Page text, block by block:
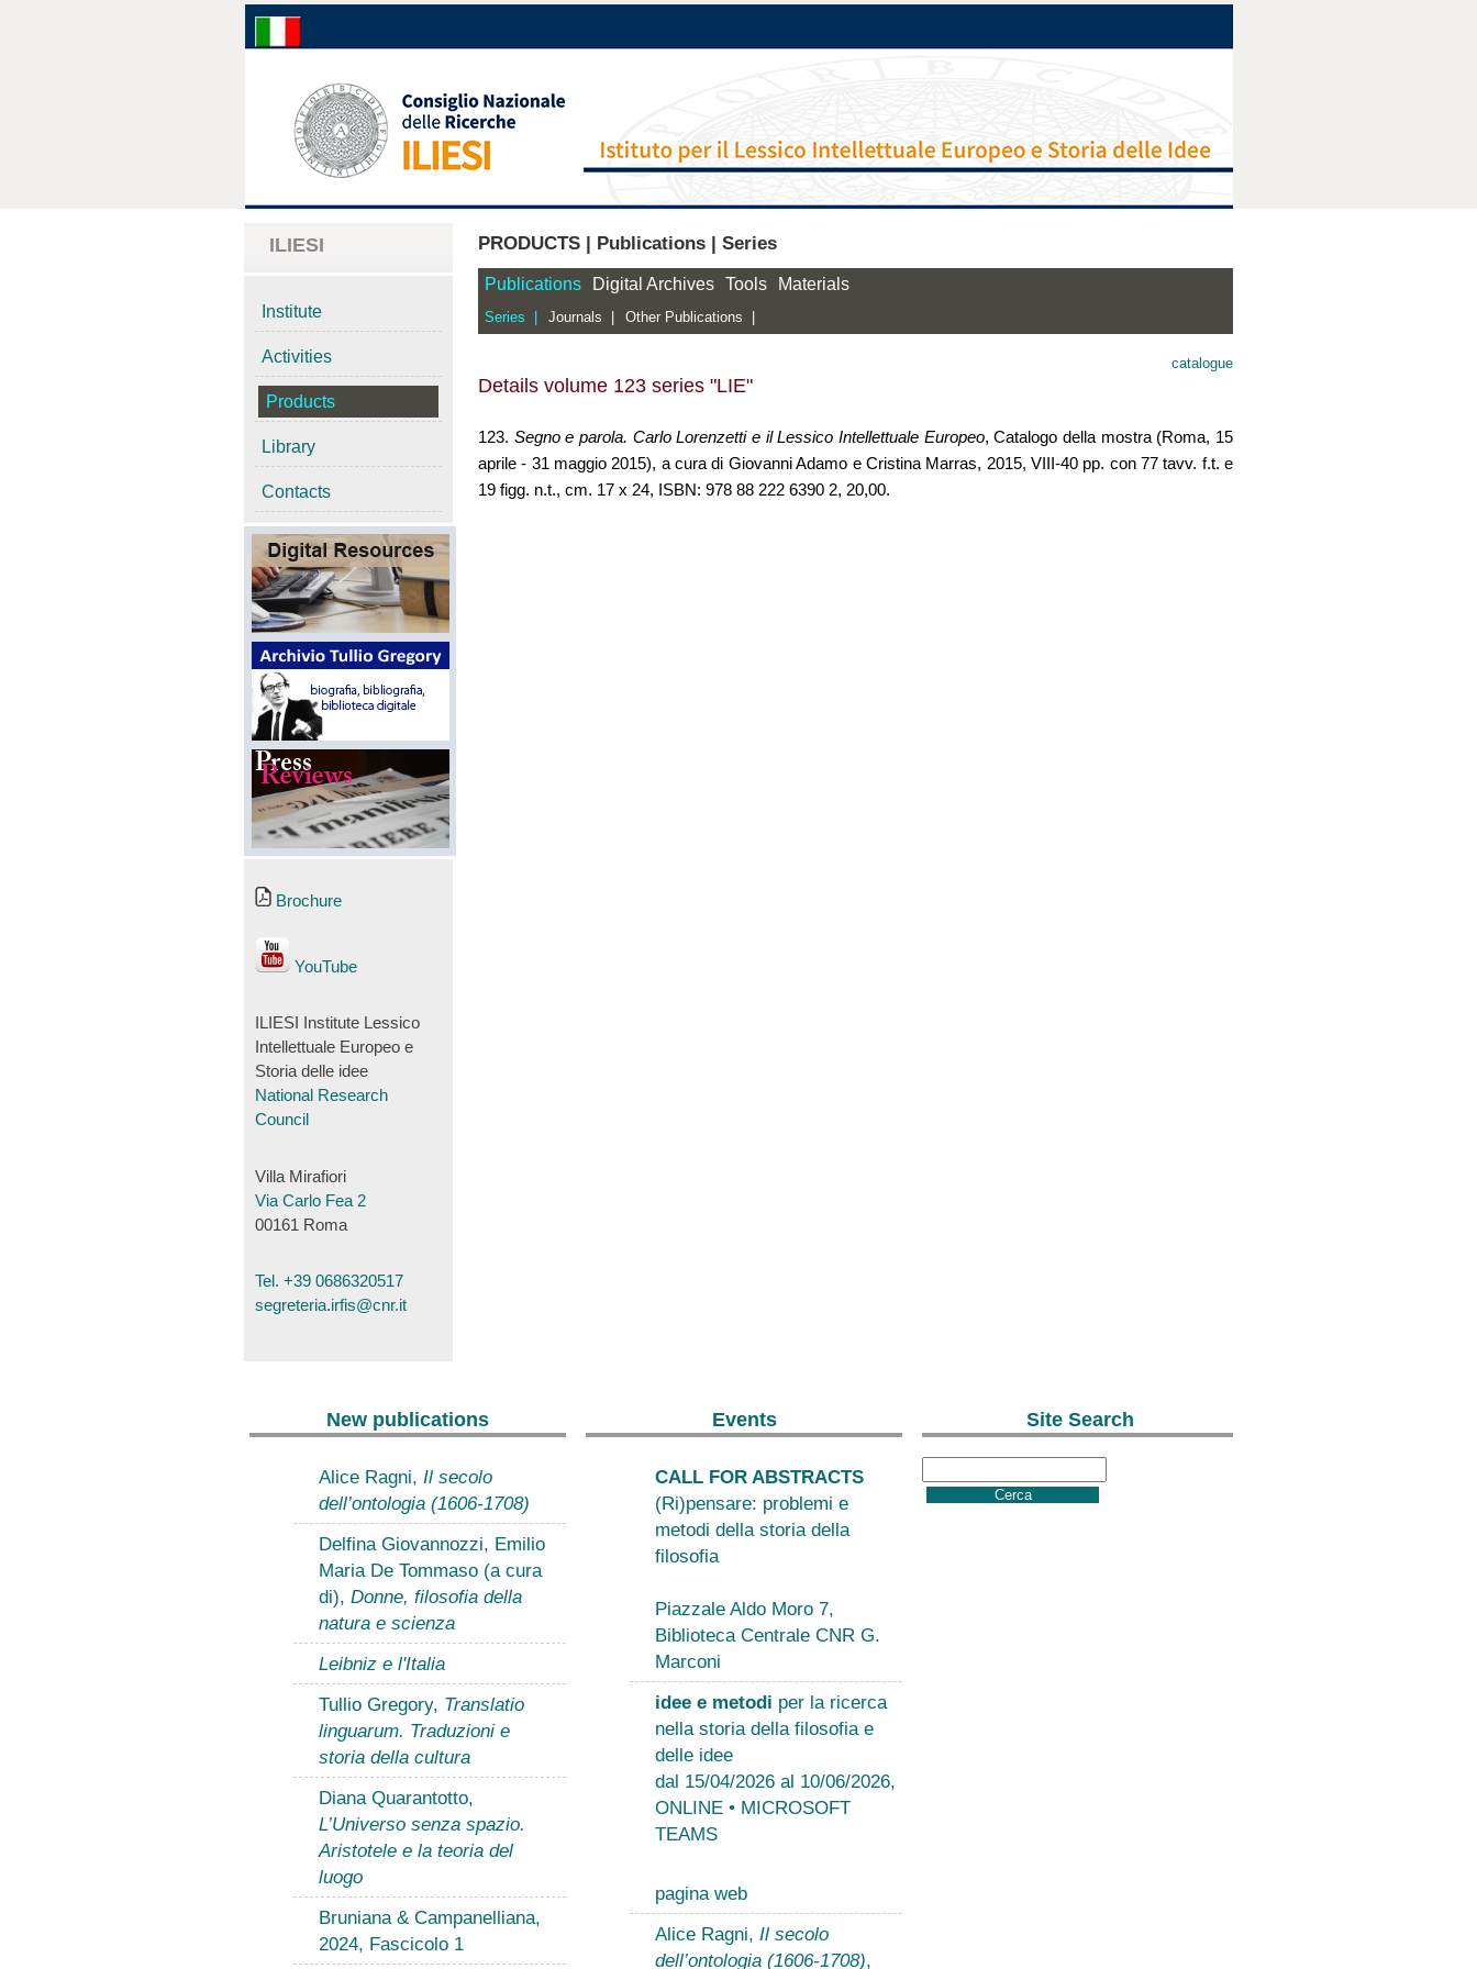
ILIESI
Institute
Activities
Products
Library
Contacts
Brochure
YouTube
ILIESI Institute Lessico
Intellettuale Europeo e
Storia delle idee
National Research
Council
Villa Mirafiori
Via Carlo Fea 2
00161 Roma
Tel. +39 0686320517
segreteria.irfis@cnr.it
PRODUCTS | Publications | Series
Publications Digital Archives Tools Materials
Series | Journals | Other Publications |
Details volume 123 series "LIE"
catalogue
123. Segno e parola. Carlo Lorenzetti e il Lessico Intellettuale Europeo, Catalogo della mostra (Roma, 15
aprile - 31 maggio 2015), a cura di Giovanni Adamo e Cristina Marras, 2015, VIII-40 pp. con 77 tavv. f.t. e
19 figg. n.t., cm. 17 x 24, ISBN: 978 88 222 6390 2, 20,00.
New publications
Alice Ragni, Il secolo
dell’ontologia (1606-1708)
Delfina Giovannozzi, Emilio
Maria De Tommaso (a cura
di), Donne, filosofia della
natura e scienza
Leibniz e l'Italia
Tullio Gregory, Translatio
linguarum. Traduzioni e
storia della cultura
Diana Quarantotto,
L’Universo senza spazio.
Aristotele e la teoria del
luogo
Bruniana & Campanelliana,
2024, Fascicolo 1
Events
CALL FOR ABSTRACTS
(Ri)pensare: problemi e
metodi della storia della
filosofia
Piazzale Aldo Moro 7,
Biblioteca Centrale CNR G.
Marconi
idee e metodi per la ricerca
nella storia della filosofia e
delle idee
dal 15/04/2026 al 10/06/2026,
ONLINE • MICROSOFT
TEAMS
pagina web
Alice Ragni, Il secolo
dell’ontologia (1606-1708),
Site Search